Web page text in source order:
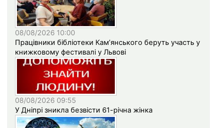
08/08/2026 10:00
Працівники бібліотеки Кам’янського беруть участь у
книжковому фестивалі у Львові
08/08/2026 09:55
У Дніпрі зникла безвісти 61-річна жінка